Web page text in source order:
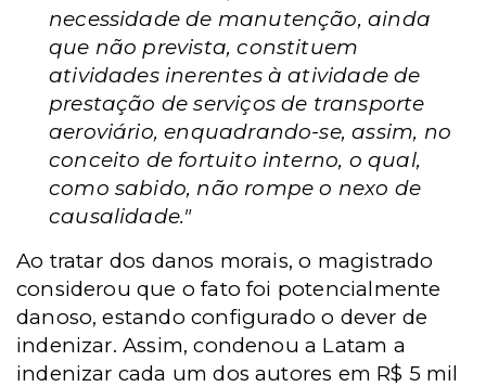
necessidade de manutenção, ainda
que não prevista, constituem
atividades inerentes à atividade de
prestação de serviços de transporte
aeroviário, enquadrando-se, assim, no
conceito de fortuito interno, o qual,
como sabido, não rompe o nexo de
causalidade."
Ao tratar dos danos morais, o magistrado
considerou que o fato foi potencialmente
danoso, estando configurado o dever de
indenizar. Assim, condenou a Latam a
indenizar cada um dos autores em R$ 5 mil